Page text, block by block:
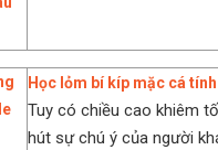
Học lỏm bí kíp mặc cá
Tuy có chiều cao khiêm
hút sự chú ý của người